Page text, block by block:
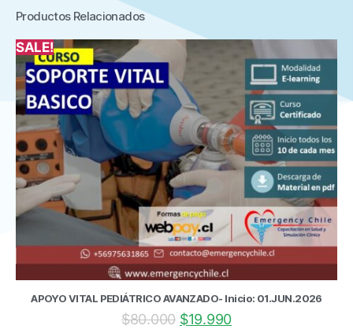
Productos Relacionados
SALE!
APOYO VITAL PEDIÁTRICO AVANZADO- Inicio: 01.JUN.2026
$80.000 $19.990